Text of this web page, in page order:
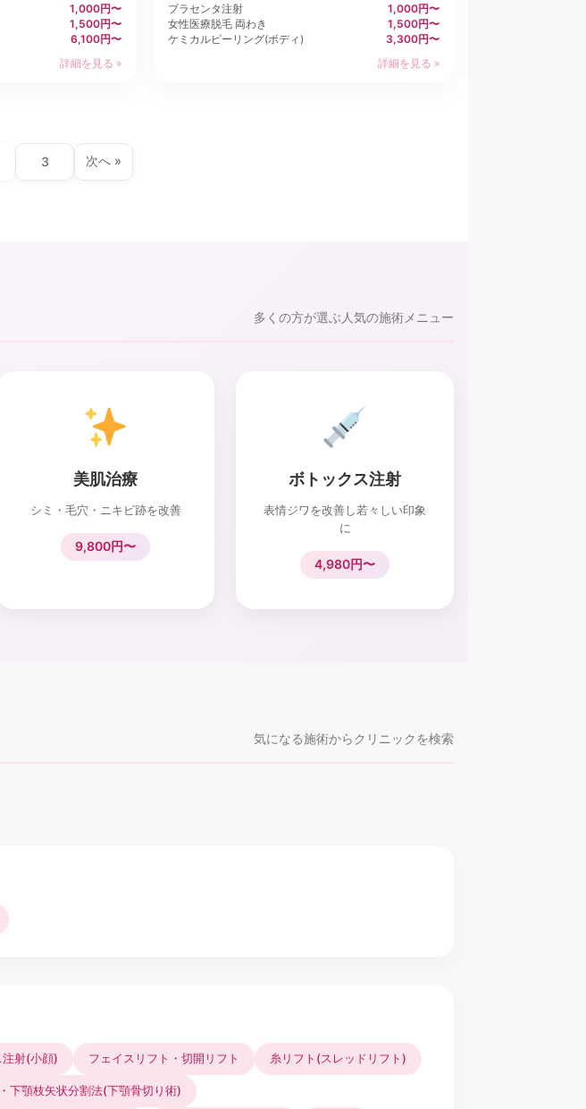
1,000円〜
1,500円〜
6,100円〜
詳細を見る »
プラセンタ注射
1,000円〜
女性医療脱毛 両わき
1,500円〜
ケミカルピーリング(ボディ)
3,300円〜
詳細を見る »
3 次へ »
多くの方が選ぶ人気の施術メニュー
美肌治療
シミ・毛穴・ニキビ跡を改善
9,800円〜
ボトックス注射
表情ジワを改善し若々しい印象
に
4,980円〜
気になる施術からクリニックを検索
射(小顔) フェイスリフト・切開リフト 糸リフト(スレッドリフト)
下顎枝矢状分割法(下顎骨切り術)